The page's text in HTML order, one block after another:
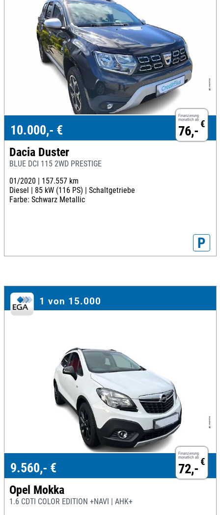
Finanzierung
monatlich ab €
76,-
10.000,- €
Dacia Duster
BLUE DCI 115 2WD PRESTIGE
01/2020 | 157.557 km
Diesel | 85 kW (116 PS) | Schaltgetriebe
Farbe: Schwarz Metallic
P
1 von 15.000
Finanzierung
monatlich ab €
72,-
9.560,- €
Opel Mokka
1.6 CDTI COLOR EDITION +NAVI | AHK+